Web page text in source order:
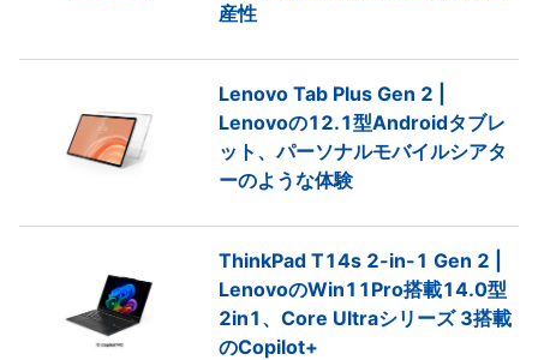
産性
Lenovo Tab Plus Gen 2 |
Lenovoの12.1型Androidタブレ
ット、パーソナルモバイルシアタ
ーのような体験
ThinkPad T14s 2-in-1 Gen 2 |
LenovoのWin11Pro搭載14.0型
2in1、Core Ultraシリーズ 3搭載
のCopilot+